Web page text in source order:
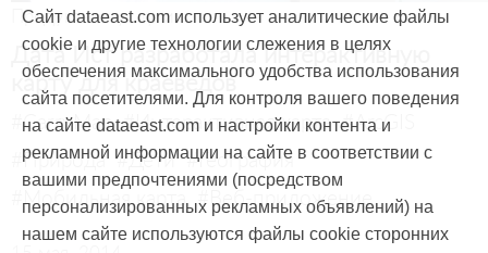
Продукты и услуги
Дата Ист разработала интерактивную
карту для краеведов
#CarryMap #Интерактивная карта #ArcGIS
#Природа #Дети #География
#Мобильная карта #Веб-приложение
Сайт dataeast.com использует аналитические файлы
cookie и другие технологии слежения в целях
обеспечения максимального удобства использования
сайта посетителями. Для контроля вашего поведения
на сайте dataeast.com и настройки контента и
рекламной информации на сайте в соответствии с
вашими предпочтениями (посредством
персонализированных рекламных объявлений) на
нашем сайте используются файлы cookie сторонних